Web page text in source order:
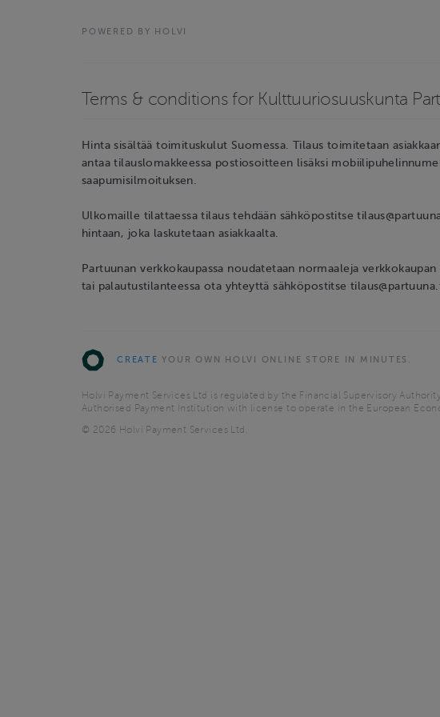
POWERED BY HOLVI
Terms & conditions for Kulttuuriosuuskunta
Hinta sisältää toimituskulut Suomessa. Tilaus toimitetaan
antaa tilauslomakkeessa postiosoitteen lisäksi
saapumisilmoituksen.
Ulkomaille tilattaessa tilaus tehdään sähköpostitse
hintaan, joka laskutetaan asiakkaalta.
Partuunan verkkokaupassa noudatetaan normaaleja
tai palautustilanteessa ota yhteyttä sähköpostitse
CREATE YOUR OWN HOLVI ONLINE STORE IN MINUTES.
Holvi Payment Services Ltd is regulated by the Financial Supervisory
Authorised Payment Institution with license to operate in the European
© 2026 Holvi Payment Services Ltd.